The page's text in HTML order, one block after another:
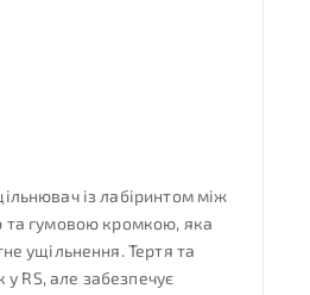
із лабіринтом між
та гумовою кромкою, яка
ущільнення. Тертя та
у RS, але забезпечує